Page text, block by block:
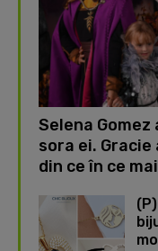
Selena
sora ei. Gracie
din ce în ce